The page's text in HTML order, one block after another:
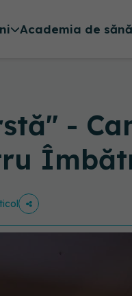
Academia de
-